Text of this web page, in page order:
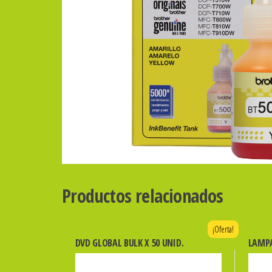
Productos relacionados
DVD GLOBAL BULK X 50 UNID.
¡Oferta!